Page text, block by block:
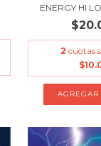
ENERGY HI
2 cuotas